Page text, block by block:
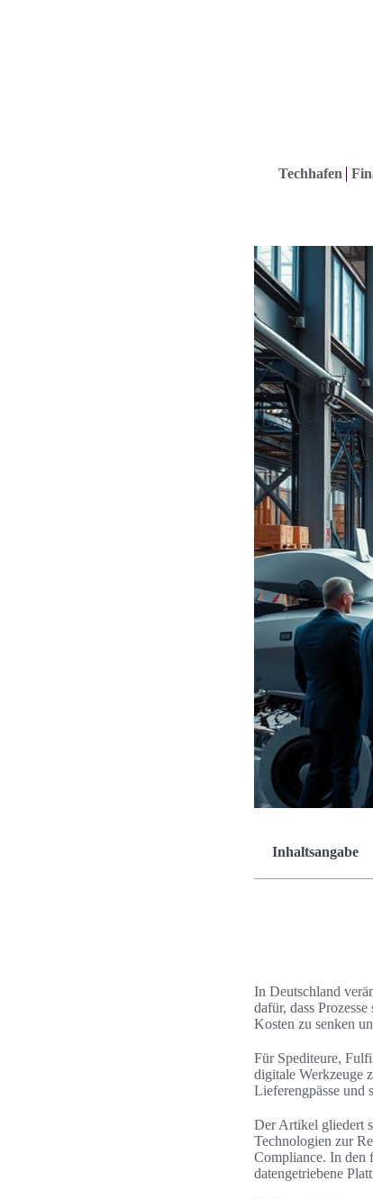
Techhafen
Inhaltsangabe
In Deutschland
dafür, dass
Kosten zu senken
Für Spediteure,
digitale Werkzeuge
Lieferengpässe und
Der Artikel gliedert
Technologien zur
Compliance. In den
datengetriebene